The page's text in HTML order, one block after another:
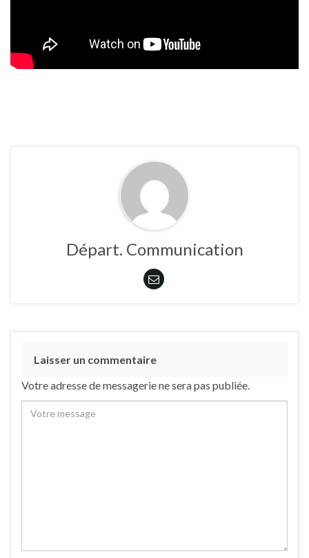
Départ. Communication
Laisser un commentaire
Votre adresse de messagerie ne sera pas publiée.